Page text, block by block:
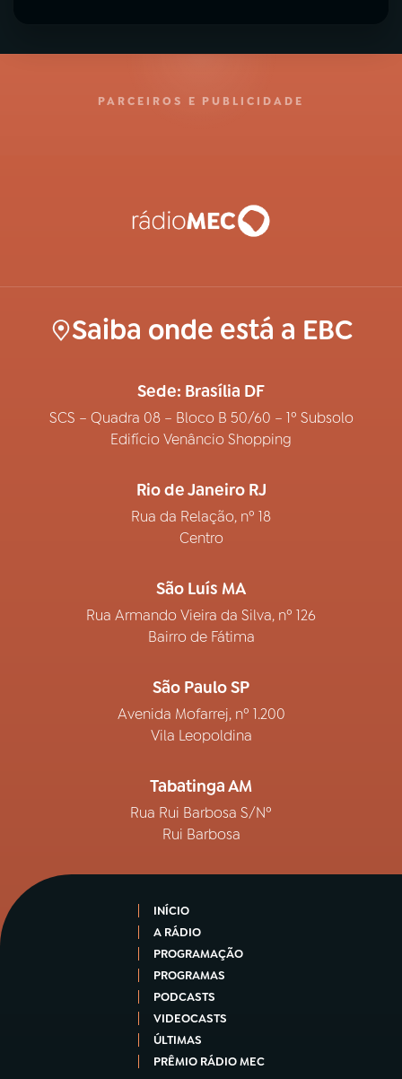
PARCEIROS E PUBLICIDADE
Saiba onde está a EBC
Sede: Brasília DF
SCS – Quadra 08 – Bloco B 50/60 – 1º Subsolo
Edifício Venâncio Shopping
Rio de Janeiro RJ
Rua da Relação, nº 18
Centro
São Luís MA
Rua Armando Vieira da Silva, nº 126
Bairro de Fátima
São Paulo SP
Avenida Mofarrej, nº 1.200
Vila Leopoldina
Tabatinga AM
Rua Rui Barbosa S/Nº
Rui Barbosa
INÍCIO
A RÁDIO
PROGRAMAÇÃO
PROGRAMAS
PODCASTS
VIDEOCASTS
ÚLTIMAS
PRÊMIO RÁDIO MEC